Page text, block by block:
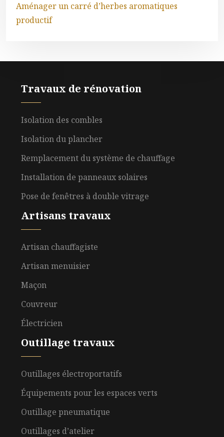
Aménager un carré d’herbes aromatiques
productif
Travaux de rénovation
Isolation des combles
Isolation du plancher
Remplacement du système de chauffage
Installation de panneaux solaires
Pose de fenêtres à double vitrage
Artisans travaux
Artisan chauffagiste
Artisan menuisier
Maçon
Couvreur
Électricien
Outillage travaux
Outillages électroportatifs
Équipements pour les espaces verts
Outillage pneumatique
Outillages d’atelier